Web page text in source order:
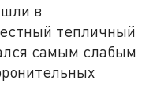
в
тепличный
самым слабым